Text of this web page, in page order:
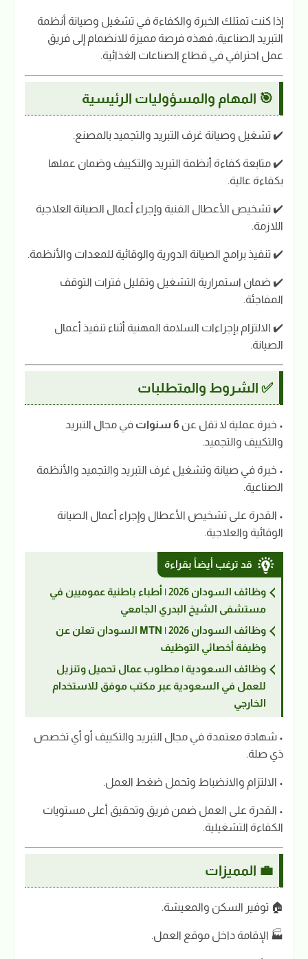
إذا كنت تمتلك الخبرة والكفاءة في تشغيل وصيانة أنظمة
التبريد الصناعية، فهذه فرصة مميزة للانضمام إلى فريق
عمل احترافي في قطاع الصناعات الغذائية.
🎯 المهام والمسؤوليات الرئيسية
✔️ تشغيل وصيانة غرف التبريد والتجميد بالمصنع.
✔️ متابعة كفاءة أنظمة التبريد والتكييف وضمان عملها
بكفاءة عالية.
✔️ تشخيص الأعطال الفنية وإجراء أعمال الصيانة العلاجية
اللازمة.
✔️ تنفيذ برامج الصيانة الدورية والوقائية للمعدات والأنظمة.
✔️ ضمان استمرارية التشغيل وتقليل فترات التوقف
المفاجئة.
✔️ الالتزام بإجراءات السلامة المهنية أثناء تنفيذ أعمال
الصيانة.
✅ الشروط والمتطلبات
• خبرة عملية لا تقل عن 6 سنوات
في مجال التبريد
والتكييف والتجميد.
• خبرة في صيانة وتشغيل غرف التبريد والتجميد والأنظمة
الصناعية.
• القدرة على تشخيص الأعطال وإجراء أعمال الصيانة
الوقائية والعلاجية.
قد ترغب أيضاً بقراءة
وظائف السودان 2026 | أطباء باطنية عموميين في
مستشفى الشيخ البدري الجامعي
وظائف السودان 2026 | MTN السودان تعلن عن
وظيفة أخصائي التوظيف
وظائف السعودية | مطلوب عمال تحميل وتنزيل
للعمل في السعودية عبر مكتب موفق للاستخدام
الخارجي
• شهادة معتمدة في مجال التبريد والتكييف أو أي تخصص
ذي صلة.
• الالتزام والانضباط وتحمل ضغط العمل.
• القدرة على العمل ضمن فريق وتحقيق أعلى مستويات
الكفاءة التشغيلية.
💼 المميزات
🏠 توفير السكن والمعيشة.
🏭 الإقامة داخل موقع العمل.